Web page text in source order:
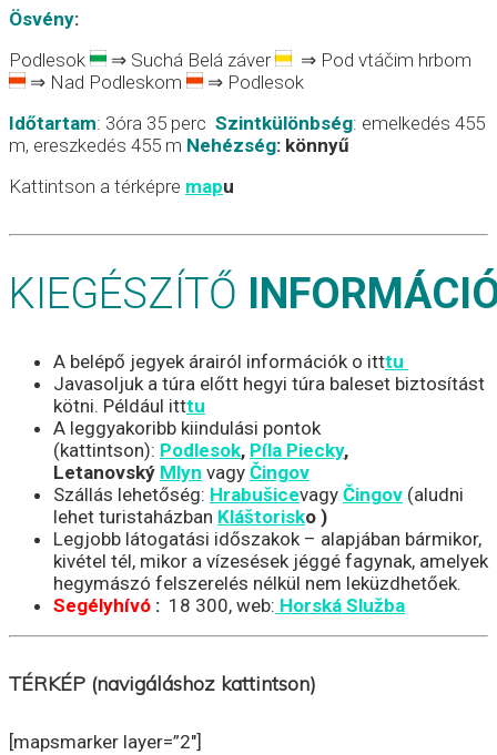
Ösvény:
Podlesok
⇒ Suchá Belá záver
⇒ Pod vtáčim hrbom
⇒ Nad Podleskom
⇒ Podlesok
Időtartam: 3óra 35 perc Szintkülönbség: emelkedés 455
m, ereszkedés 455 m Nehézség: könnyű
Kattintson a térképre mapu
KIEGÉSZÍTŐ INFO
A belépő jegyek árairól információk o itttu
Javasoljuk a túra előtt hegyi túra baleset biztosítást
kötni. Például itttu
A leggyakoribb kiindulási pontok
(kattintson): Podlesok, Píla Piecky,
Letanovský Mlyn vagy Čingov
Szállás lehetőség: Hrabušicevagy Čingov (aludni
lehet turistaházban Kláštorisko )
Legjobb látogatási időszakok – alapjában bármikor,
kivétel tél, mikor a vízesések jéggé fagynak, amelyek
hegymászó felszerelés nélkül nem leküzdhetőek.
Segélyhívó : 18 300, web: Horská Služba
TÉRKÉP (navigáláshoz kattintson)
[mapsmarker layer=”2″]